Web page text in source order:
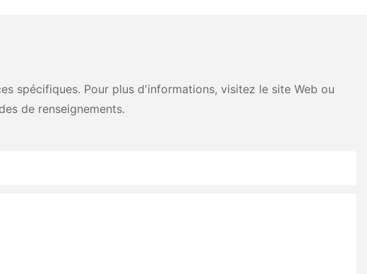
spécifiques. Pour plus d'informations, visitez le site Web ou
de renseignements.